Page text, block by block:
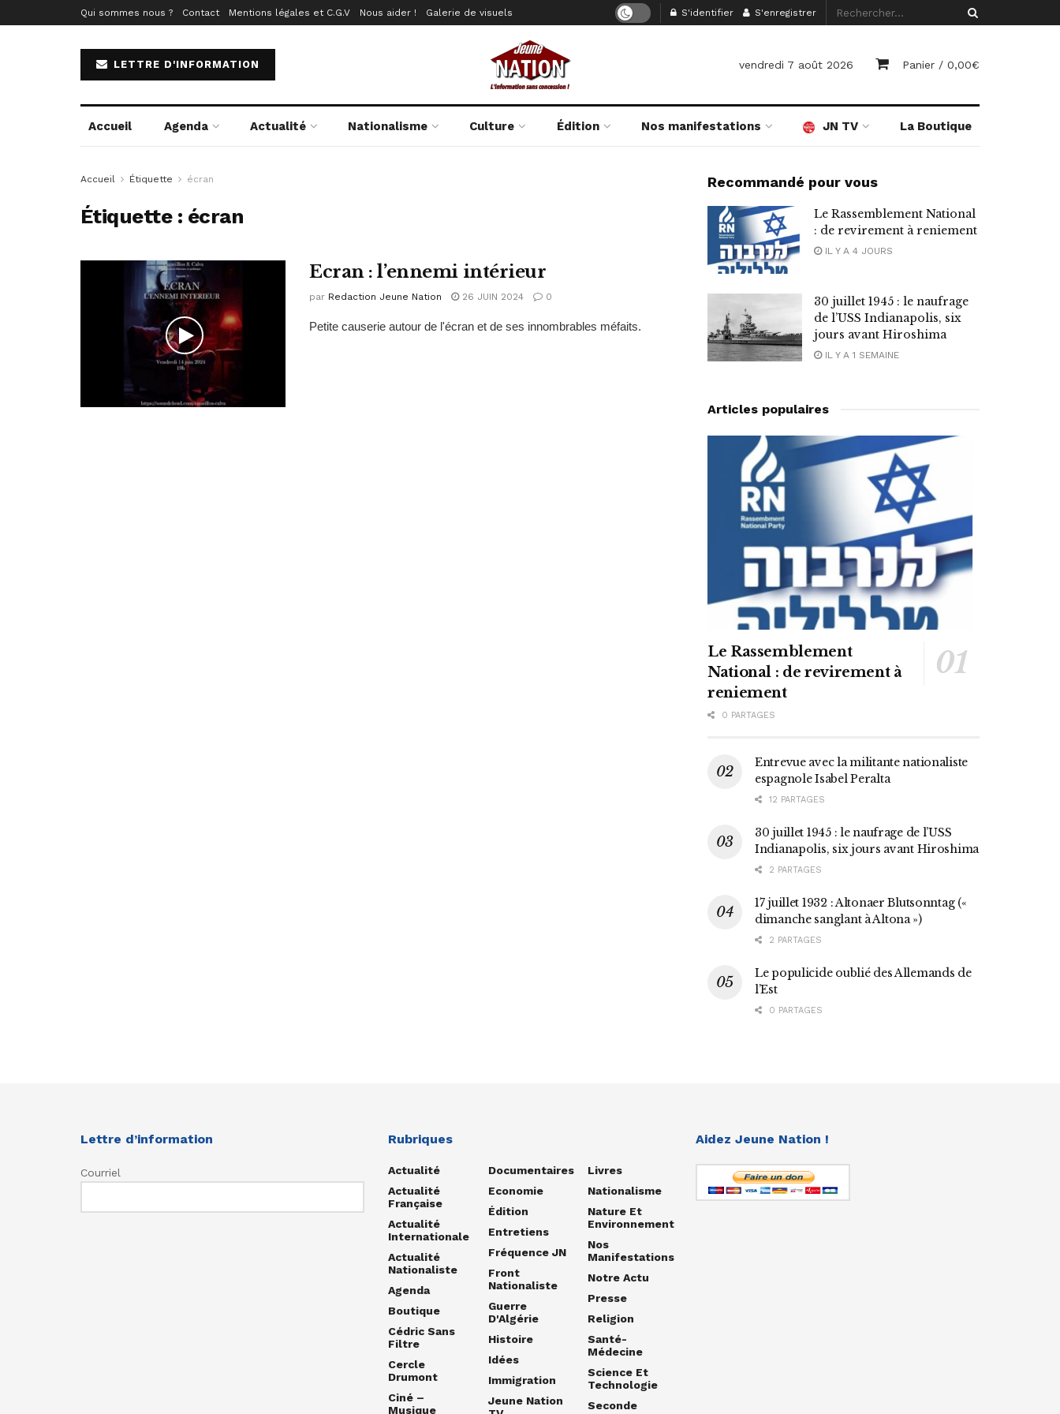
Qui sommes nous ? Contact Mentions légales et C.G.V Nous aider ! Galerie de visuels S'identifier S'enregistrer
LETTRE D'INFORMATION vendredi 7 août 2026 Panier / 0,00€
Accueil Agenda Actualité Nationalisme Culture Édition Nos manifestations JN TV La Boutique
Accueil Étiquette écran
Étiquette : écran
Ecran : l’ennemi intérieur
par Redaction Jeune Nation 26 JUIN 2024 0
Petite causerie autour de l'écran et de ses innombrables méfaits.
Recommandé pour vous
Le Rassemblement National
: de revirement à reniement
IL Y A 4 JOURS
30 juillet 1945 : le naufrage
de l’USS Indianapolis, six
jours avant Hiroshima
IL Y A 1 SEMAINE
Articles populaires
Le Rassemblement
National : de revirement à
reniement
0 PARTAGES
Entrevue avec la militante nationaliste
espagnole Isabel Peralta
12 PARTAGES
30 juillet 1945 : le naufrage de l’USS
Indianapolis, six jours avant Hiroshima
2 PARTAGES
17 juillet 1932 : Altonaer Blutsonntag («
dimanche sanglant à Altona »)
2 PARTAGES
Le populicide oublié des Allemands de
l’Est
0 PARTAGES
Lettre d’information
Courriel
Rubriques
Actualité
Actualité
Française
Actualité
Internationale
Actualité
Nationaliste
Agenda
Boutique
Cédric Sans
Filtre
Cercle
Drumont
Ciné –
Musique
Documentaires
Economie
Édition
Entretiens
Fréquence JN
Front
Nationaliste
Guerre
D'Algérie
Histoire
Idées
Immigration
Jeune Nation
Livres
Nationalisme
Nature Et
Environnement
Nos
Manifestations
Notre Actu
Presse
Religion
Santé-
Médecine
Science Et
Technologie
Seconde
Aidez Jeune Nation !